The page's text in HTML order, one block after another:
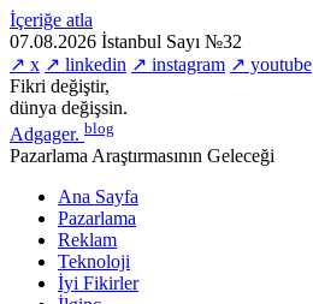
İçeriğe atla
07.08.2026 İstanbul Sayı №32
↗ x ↗ linkedin ↗ instagram ↗ youtube
Fikri değiştir,
dünya değişsin.
Adgager. blog
Pazarlama Araştırmasının Geleceği
Ana Sayfa
Pazarlama
Reklam
Teknoloji
İyi Fikirler